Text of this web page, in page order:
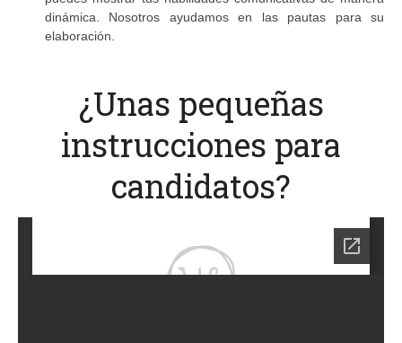
dinámica. Nosotros ayudamos en las pautas para su
elaboración.
¿Unas pequeñas
instrucciones para
candidatos?